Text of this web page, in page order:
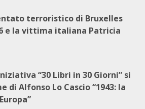
terroristico di Bruxelles
e la vittima italiana Patricia
“30 Libri in 30 Giorni” si
di Alfonso Lo Cascio “1943: la